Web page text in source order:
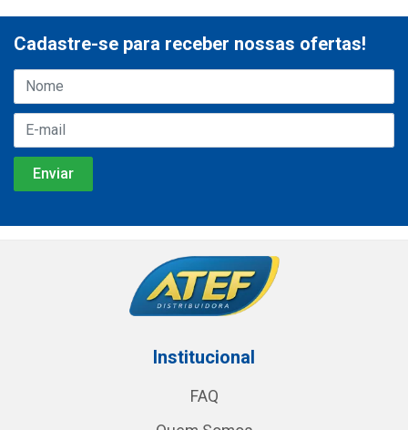
Cadastre-se para receber nossas ofertas!
Institucional
FAQ